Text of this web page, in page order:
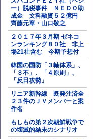
ー）脱税事件 ＮＥＤＯ助
成金 文科融資５２億円
齊藤元章・山口敬之
２０１７年３月期 ゼネコ
ンランキング８０社 非上
場21社含む 今期予想付
韓国の国防「３軸体系」、
「３不」、「４原則」、
「反日攻勢」
リニア新幹線 既発注済全
２３件のＪＶメンバーと案
件名
もしもの第２次朝鮮戦争で
の壊滅的結末のシナリオ